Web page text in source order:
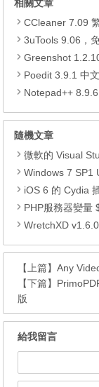
相關文章
CCleaner 7.09
3uTools 9.06，免
Greenshot
Poedit 3.9.1 中
Notepad++
隨機文章
微軟的 Visual
Windows 7 SP1
iOS 6 的 Cydia
PHP服務器變量
WretchXD
【上篇】Any
【下篇】
版
給我留言